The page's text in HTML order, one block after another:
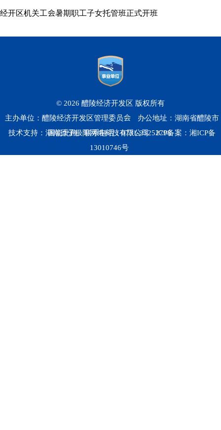
经开区机关工会暑期职工子女托管班正式开班
© 2026 醴陵经济开发区 版权所有
主办单位：醴陵经济开发区管理委员会
办公地址：湖南省醴陵市
国瓷北路
联系电话：0731-23252798
技术支持：湖南原子极限网络科技有限公司 ICP备案： 湘ICP备
13010746号